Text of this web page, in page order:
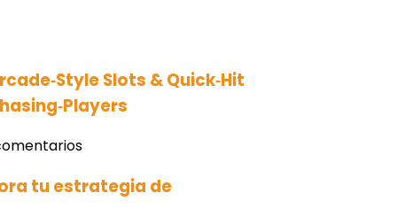
Slots & Quick‑Hit
tu estrategia de